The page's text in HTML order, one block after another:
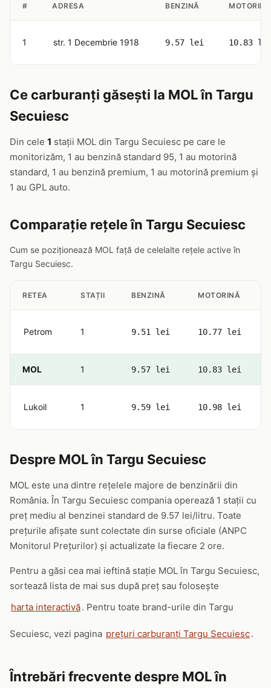
# ADRESA BENZINĂ MOTORINĂ
1 str. 1 Decembrie 1918 9.57 lei 10.83
Ce carburanți găsești la MOL în Targu
Secuiesc
Din cele 1 stații MOL din Targu Secuiesc pe care le
monitorizăm, 1 au benzină standard 95, 1 au motorină
standard, 1 au benzină premium, 1 au motorină premium și
1 au GPL auto.
Comparație rețele în Targu Secuiesc
Cum se poziționează MOL față de celelalte rețele active în
Targu Secuiesc.
RETEA STAȚII BENZINĂ MOTORINĂ
Petrom 1 9.51 lei 10.77 lei
MOL 1 9.57 lei 10.83 lei
Lukoil 1 9.59 lei 10.98 lei
Despre MOL în Targu Secuiesc
MOL este una dintre rețelele majore de benzinării din
România. În Targu Secuiesc compania operează 1 stații cu
preț mediu al benzinei standard de 9.57 lei/litru. Toate
prețurile afișate sunt colectate din surse oficiale (ANPC
Monitorul Prețurilor) și actualizate la fiecare 2 ore.
Pentru a găsi cea mai ieftină stație MOL în Targu Secuiesc,
sortează lista de mai sus după preț sau folosește
harta interactivă. Pentru toate brand-urile din Targu
Secuiesc, vezi pagina prețuri carburanți Targu Secuiesc.
Întrebări frecvente despre MOL în